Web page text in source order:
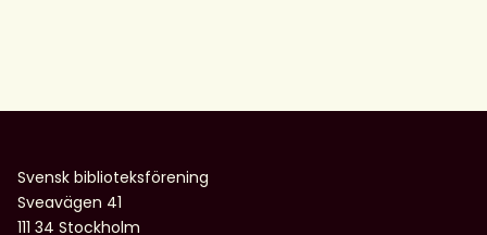
barn-
ungdomspriser
Svensk biblioteksförening
Sveavägen 41
111 34 Stockholm